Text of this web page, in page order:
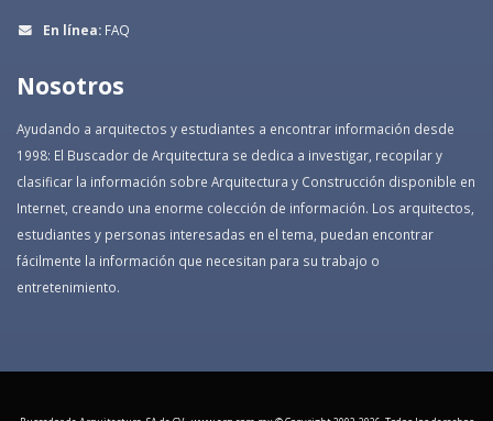
En línea: FAQ
Nosotros
Ayudando a arquitectos y estudiantes a encontrar información desde
1998: El Buscador de Arquitectura se dedica a investigar, recopilar y
clasificar la información sobre Arquitectura y Construcción disponible en
Internet, creando una enorme colección de información. Los arquitectos,
estudiantes y personas interesadas en el tema, puedan encontrar
fácilmente la información que necesitan para su trabajo o
entretenimiento.